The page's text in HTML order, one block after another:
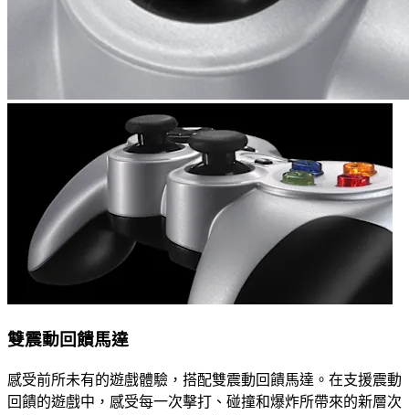
雙震動回饋馬達
感受前所未有的遊戲體驗，搭配雙震動回饋馬達。在支援震動
回饋的遊戲中，感受每一次擊打、碰撞和爆炸所帶來的新層次